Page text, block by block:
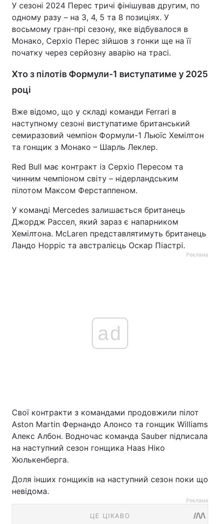
У сезоні 2024 Перес тричі фінішував другим, по
одному разу – на 3, 4, 5 та 8 позиціях. У
восьмому гран-прі сезону, яке відбувалося в
Монако, Серхіо Перес зійшов з гонки ще на її
початку через серйозну аварію на трасі.
Хто з пілотів Формули-1 виступатиме у 2025
році
Вже відомо, що у складі команди Ferrari в
наступному сезоні виступатиме британський
семиразовий чемпіон Формули-1 Льюїс Хемілтон
та гонщик з Монако – Шарль Леклер.
Red Bull має контракт із Серхіо Пересом та
чинним чемпіоном світу – нідерландським
пілотом Максом Ферстаппеном.
У команді Mercedes залишається британець
Джордж Рассел, який зараз є напарником
Хемілтона. McLaren представлятимуть британець
Ландо Норріс та австралієць Оскар Піастрі.
Реклама
ad
Свої контракти з командами продовжили пілот
Aston Martin Фернандо Алонсо та гонщик Williams
Алекс Албон. Водночас команда Sauber підписала
на наступний сезон гонщика Haas Ніко
Хюлькенберга.
Доля інших гонщиків на наступний сезон поки що
невідома.
Реклама